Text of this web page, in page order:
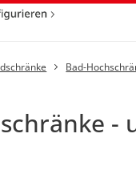
Bad-
-